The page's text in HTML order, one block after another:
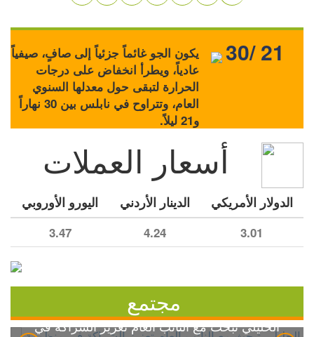
يكون الجو غائماً جزئياً إلى صافٍ، صيفياً
عادياً، ويطرأ انخفاض على درجات
الحرارة لتبقى حول معدلها السنوي
العام، وتتراوح في نابلس بين 30 نهاراً
و21 ليلاً.
30/ 21
أسعار العملات
الدولار الأمريكي الدينار الأردني اليورو الأوروبي
3.01
4.24
3.47
مجتمع
الخليلي تبحث مع النائب العام تعزيز الشراكة في